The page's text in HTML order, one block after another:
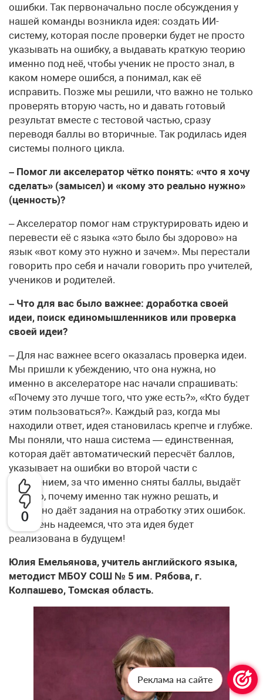
0
ошибки. Так первоначально после обсуждения у
нашей команды возникла идея: создать ИИ-
систему, которая после проверки будет не просто
указывать на ошибку, а выдавать краткую теорию
именно под неё, чтобы ученик не просто знал, в
каком номере ошибся, а понимал, как её
исправить. Позже мы решили, что важно не только
проверять вторую часть, но и давать готовый
результат вместе с тестовой частью, сразу
переводя баллы во вторичные. Так родилась идея
системы полного цикла.
– Помог ли акселератор чётко понять: «что я хочу
сделать» (замысел) и «кому это реально нужно»
(ценность)?
– Акселератор помог нам структурировать идею и
перевести её с языка «это было бы здорово» на
язык «вот кому это нужно и зачем». Мы перестали
говорить про себя и начали говорить про учителей,
учеников и родителей.
– Что для вас было важнее: доработка своей
идеи, поиск единомышленников или проверка
своей идеи?
– Для нас важнее всего оказалась проверка идеи.
Мы пришли к убеждению, что она нужна, но
именно в акселераторе нас начали спрашивать:
«Почему это лучше того, что уже есть?», «Кто будет
этим пользоваться?». Каждый раз, когда мы
находили ответ, идея становилась крепче и глубже.
Мы поняли, что наша система — единственная,
которая даёт автоматический пересчёт баллов,
указывает на ошибки во второй части с
пояснением, за что именно сняты баллы, выдаёт
теорию, почему именно так нужно решать, и
отдельно даёт задания на отработку этих ошибок.
Мы очень надеемся, что эта идея будет
реализована в будущем!
Юлия Емельянова, учитель английского языка,
методист МБОУ СОШ № 5 им. Рябова, г.
Колпашево, Томская область.
Реклама на сайте